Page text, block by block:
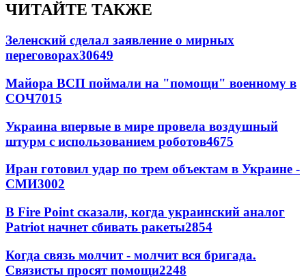
ЧИТАЙТЕ ТАКЖЕ
Зеленский сделал заявление о мирных
переговорах30649
Майора ВСП поймали на "помощи" военному в
СОЧ7015
Украина впервые в мире провела воздушный
штурм с использованием роботов4675
Иран готовил удар по трем объектам в Украине -
СМИ3002
В Fire Point сказали, когда украинский аналог
Patriot начнет сбивать ракеты2854
Когда связь молчит - молчит вся бригада.
Связисты просят помощи2248